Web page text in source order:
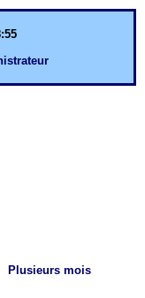
Plusieurs mois